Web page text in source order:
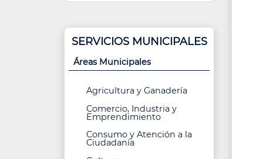
SERVICIOS MUNICIPALES
Áreas Municipales
Agricultura y Ganadería
Comercio, Industria y
Emprendimiento
Consumo y Atención a la
Ciudadanía